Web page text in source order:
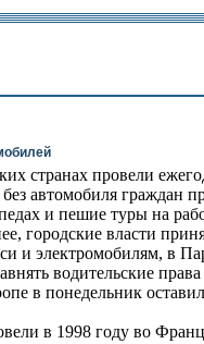
странах провели
автомобиля граждан
и пешие туры на
городские власти
и электромобилям, в
водительские
в понедельник
в 1998 году во